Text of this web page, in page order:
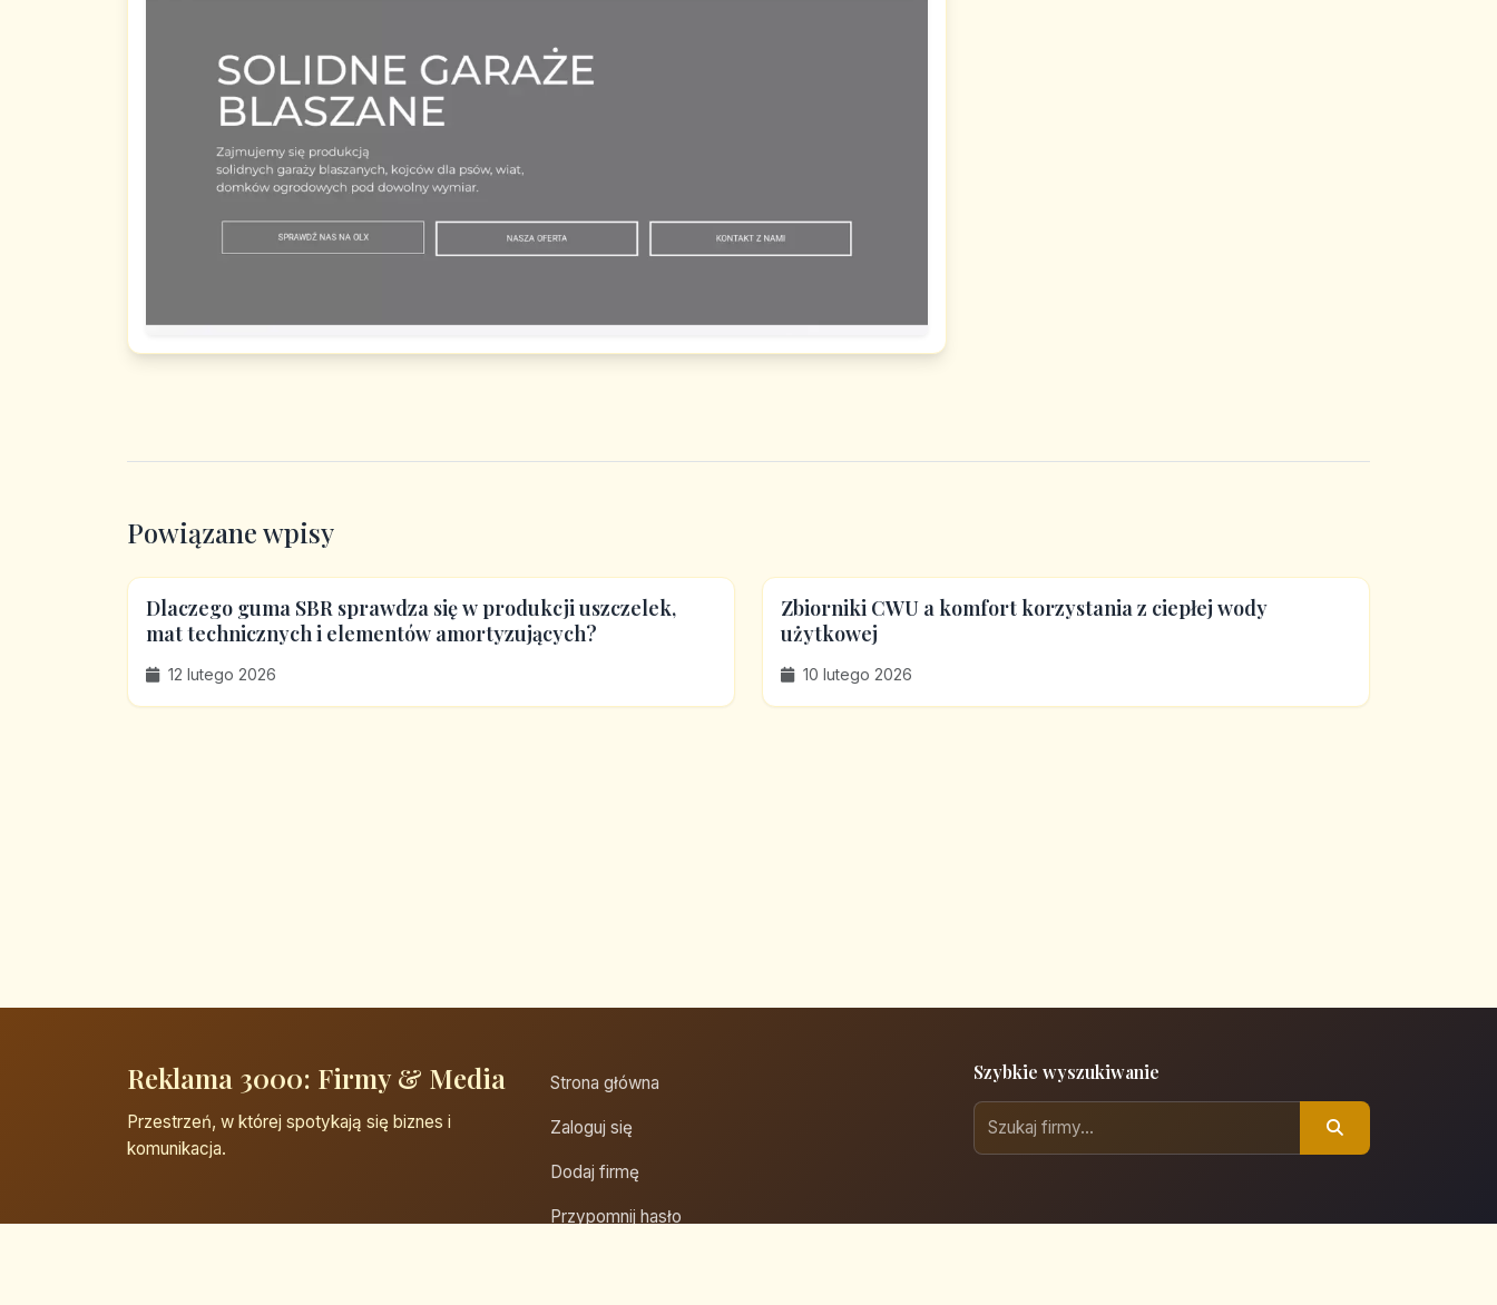
Powiązane wpisy
Dlaczego guma SBR sprawdza się w produkcji uszczelek,
mat technicznych i elementów amortyzujących?
12 lutego 2026
Zbiorniki CWU a komfort korzystania z ciepłej wody
użytkowej
10 lutego 2026
Reklama 3000: Firmy & Media
Przestrzeń, w której spotykają się biznes i
komunikacja.
Strona główna
Zaloguj się
Dodaj firmę
Przypomnij hasło
Szybkie wyszukiwanie